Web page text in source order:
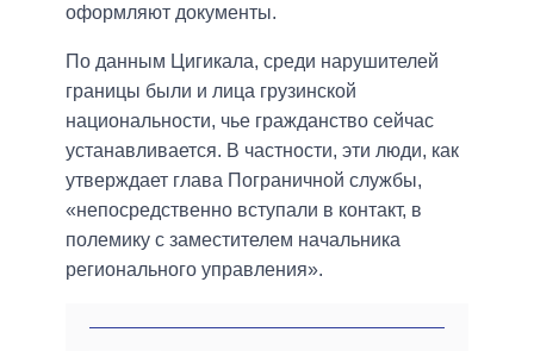
оформляют документы.
По данным Цигикала, среди нарушителей
границы были и лица грузинской
национальности, чье гражданство сейчас
устанавливается. В частности, эти люди, как
утверждает глава Пограничной службы,
«непосредственно вступали в контакт, в
полемику с заместителем начальника
регионального управления».